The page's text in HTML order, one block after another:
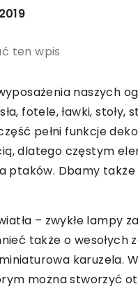
ten wpis
naszych
fotele, ławki, stoły,
pełni funkcje
dlatego częstym
ptaków. Dbamy
– zwykłe lampy
także o wesołych
karuzela.
można stworzyć